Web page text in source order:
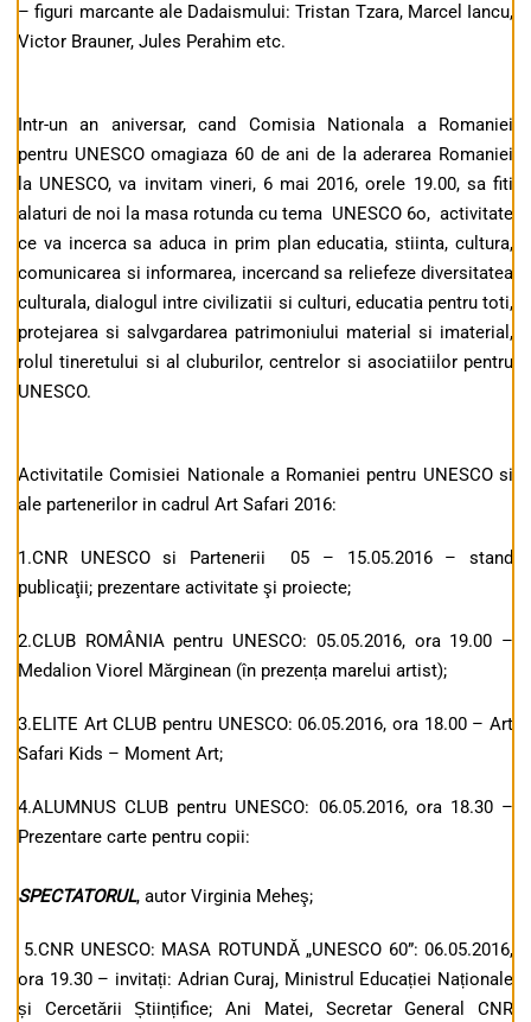
– figuri marcante ale Dadaismului: Tristan Tzara, Marcel Iancu,
Victor Brauner, Jules Perahim etc.
Intr-un an aniversar, cand Comisia Nationala a Romaniei
pentru UNESCO omagiaza 60 de ani de la aderarea Romaniei
la UNESCO, va invitam vineri, 6 mai 2016, orele 19.00, sa fiti
alaturi de noi la masa rotunda cu tema UNESCO 6o, activitate
ce va incerca sa aduca in prim plan educatia, stiinta, cultura,
comunicarea si informarea, incercand sa reliefeze diversitatea
culturala, dialogul intre civilizatii si culturi, educatia pentru toti,
protejarea si salvgardarea patrimoniului material si imaterial,
rolul tineretului si al cluburilor, centrelor si asociatiilor pentru
UNESCO.
Activitatile Comisiei Nationale a Romaniei pentru UNESCO si
ale partenerilor in cadrul Art Safari 2016:
1.CNR UNESCO si Partenerii 05 – 15.05.2016 – stand
publicaţii; prezentare activitate şi proiecte;
2.CLUB ROMÂNIA pentru UNESCO: 05.05.2016, ora 19.00 –
Medalion Viorel Mărginean (în prezența marelui artist);
3.ELITE Art CLUB pentru UNESCO: 06.05.2016, ora 18.00 – Art
Safari Kids – Moment Art;
4.ALUMNUS CLUB pentru UNESCO: 06.05.2016, ora 18.30 –
Prezentare carte pentru copii:
SPECTATORUL, autor Virginia Meheş;
5.CNR UNESCO: MASA ROTUNDĂ „UNESCO 60”: 06.05.2016,
ora 19.30 – invitați: Adrian Curaj, Ministrul Educației Naționale
și Cercetării Științifice; Ani Matei, Secretar General CNR